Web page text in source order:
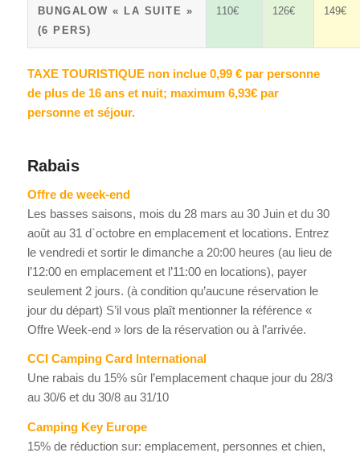
BUNGALOW « LA SUITE »
(6 PERS)
110€ 126€ 149€
TAXE TOURISTIQUE non inclue 0,99 € par personne
de plus de 16 ans et nuit; maximum 6,93€ par
personne et séjour.
Rabais
Offre de week-end
Les basses saisons, mois du 28 mars au 30 Juin et du 30
août au 31 d`octobre en emplacement et locations. Entrez
le vendredi et sortir le dimanche a 20:00 heures (au lieu de
l’12:00 en emplacement et l’11:00 en locations), payer
seulement 2 jours. (à condition qu’aucune réservation le
jour du départ) S’il vous plaît mentionner la référence «
Offre Week-end » lors de la réservation ou à l’arrivée.
CCI Camping Card International
Une rabais du 15% sûr l’emplacement chaque jour du 28/3
au 30/6 et du 30/8 au 31/10
Camping Key Europe
15% de réduction sur: emplacement, personnes et chien,